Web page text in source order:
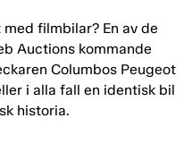
filmbilar? En av de
Auctions kommande
Columbos Peugeot
i alla fall en identisk bil
historia.